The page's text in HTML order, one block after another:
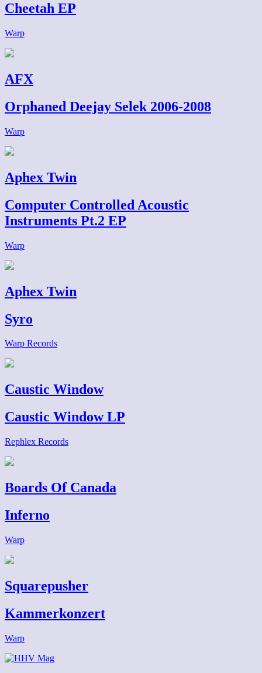
Cheetah EP
Warp
AFX
Orphaned Deejay Selek 2006-2008
Warp
Aphex Twin
Computer Controlled Acoustic
Instruments Pt.2 EP
Warp
Aphex Twin
Syro
Warp Records
Caustic Window
Caustic Window LP
Rephlex Records
Boards Of Canada
Inferno
Warp
Squarepusher
Kammerkonzert
Warp